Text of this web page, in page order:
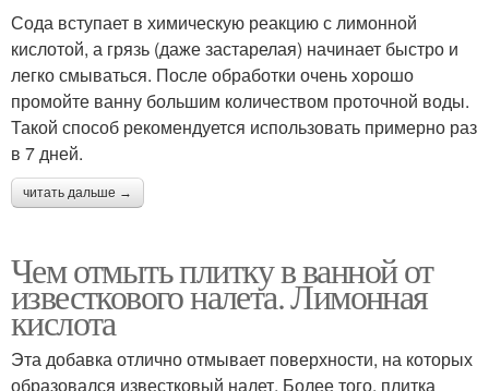
Сода вступает в химическую реакцию с лимонной
кислотой, а грязь (даже застарелая) начинает быстро и
легко смываться. После обработки очень хорошо
промойте ванну большим количеством проточной воды.
Такой способ рекомендуется использовать примерно раз
в 7 дней.
читать дальше →
Чем отмыть плитку в ванной от
известкового налета. Лимонная
кислота
Эта добавка отлично отмывает поверхности, на которых
образовался известковый налет. Более того, плитка